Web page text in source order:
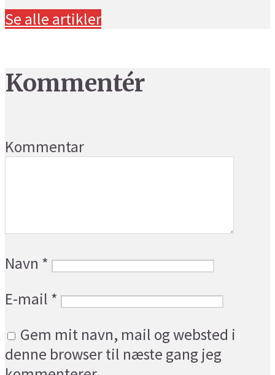
Se alle artikler
Kommentér
Kommentar
Navn *
E-mail *
Gem mit navn, mail og websted i
denne browser til næste gang jeg